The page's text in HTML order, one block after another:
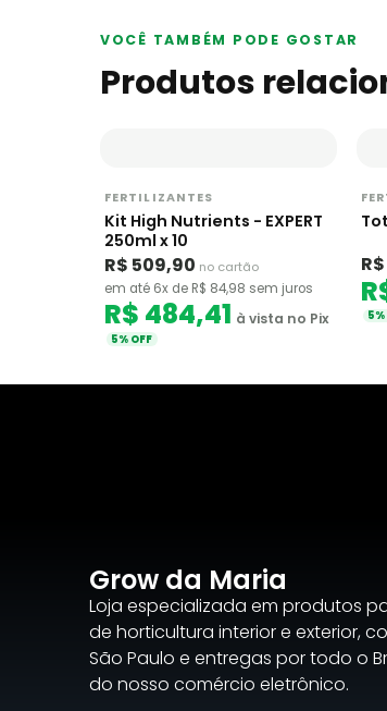
VOCÊ TAMBÉM PODE GOSTAR
Produtos
FERTILIZANTES
Kit High Nutrients - EXPERT
250ml x 10
R$ 509,90 no cartão
em até 6x de R$ 84,98 sem juros
R$ 484,41 à vista no Pix
5% OFF
5%
Grow da Maria
Loja especializada em produtos
de horticultura interior e exterior,
São Paulo e entregas por todo o
do nosso comércio eletrônico.